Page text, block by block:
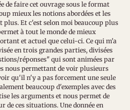
de faire cet ouvrage sous le format
mieux les notions abordées et les
Et c'est selon moi beaucoup plus
à tout le monde de mieux
et actuel que celui-ci. Ce qui m'a
en trois grandes parties, divisées
réponses" qui sont animées par
nous permettant de voir plusieurs
qu'il n'y a pas forcement une seule
beaucoup d'exemples avec des
les arguments et nous permet de
de ces situations. Une donnée en